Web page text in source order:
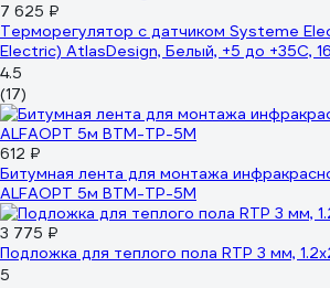
7 625 ₽
Терморегулятор с датчиком Systeme
Electric) AtlasDesign, Белый, +5 до +35C,
4.5
(17)
612 ₽
Битумная лента для монтажа
ALFAOPT 5м BTM-TP-5M
3 775 ₽
Подложка для теплого пола RTP 3 мм,
5